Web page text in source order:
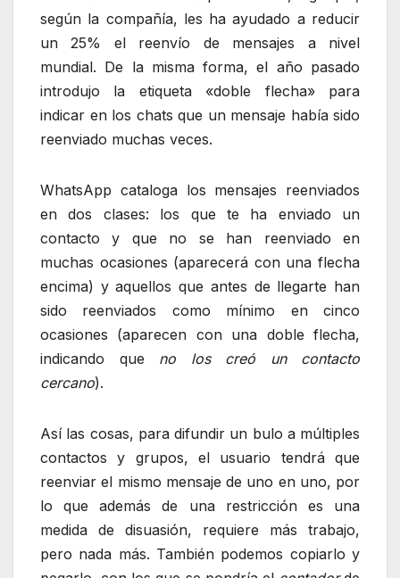
según la compañía, les ha ayudado a reducir
un 25% el reenvío de mensajes a nivel
mundial. De la misma forma, el año pasado
introdujo la etiqueta «doble flecha» para
indicar en los chats que un mensaje había sido
reenviado muchas veces.
WhatsApp cataloga los mensajes reenviados
en dos clases: los que te ha enviado un
contacto y que no se han reenviado en
muchas ocasiones (aparecerá con una flecha
encima) y aquellos que antes de llegarte han
sido reenviados como mínimo en cinco
ocasiones (aparecen con una doble flecha,
indicando que no los creó un contacto
cercano).
Así las cosas, para difundir un bulo a múltiples
contactos y grupos, el usuario tendrá que
reenviar el mismo mensaje de uno en uno, por
lo que además de una restricción es una
medida de disuasión, requiere más trabajo,
pero nada más. También podemos copiarlo y